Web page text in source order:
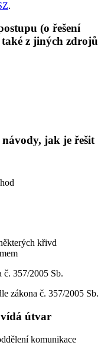
.
(o řešení
také z jiných zdrojů
návody, jak je řešit
křivd
č. 357/2005 Sb.
zákona č. 357/2005 Sb.
útvar
komunikace